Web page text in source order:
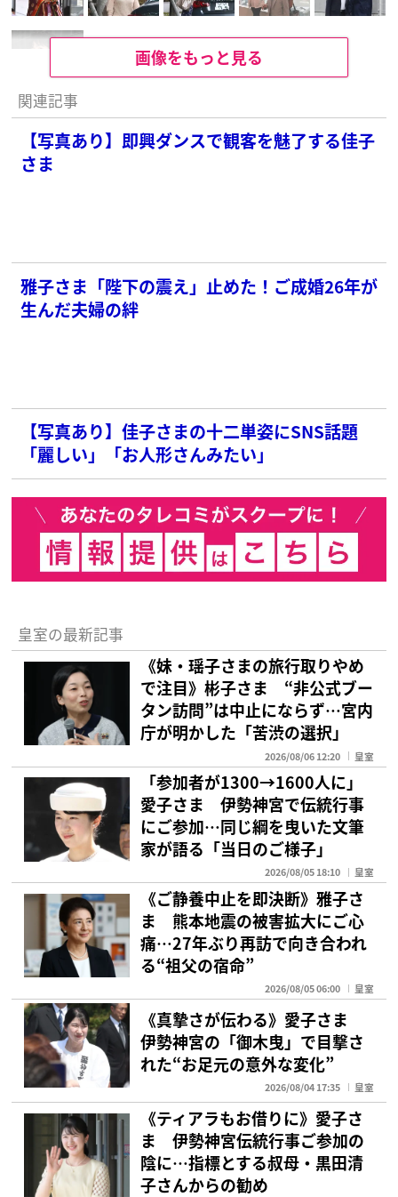
画像をもっと見る
関連記事
【写真あり】即興ダンスで観客を魅了する佳子
さま
雅子さま「陛下の震え」止めた！ご成婚26年が
生んだ夫婦の絆
【写真あり】佳子さまの十二単姿にSNS話題
「麗しい」「お人形さんみたい」
皇室の最新記事
《妹・瑶子さまの旅行取りやめ
で注目》彬子さま “非公式ブー
タン訪問”は中止にならず…宮内
庁が明かした「苦渋の選択」
2026/08/06 12:20 皇室
「参加者が1300→1600人に」
愛子さま 伊勢神宮で伝統行事
にご参加…同じ綱を曳いた文筆
家が語る「当日のご様子」
2026/08/05 18:10 皇室
《ご静養中止を即決断》雅子さ
ま 熊本地震の被害拡大にご心
痛…27年ぶり再訪で向き合われ
る“祖父の宿命”
2026/08/05 06:00 皇室
《真摯さが伝わる》愛子さま
伊勢神宮の「御木曳」で目撃さ
れた“お足元の意外な変化”
2026/08/04 17:35 皇室
《ティアラもお借りに》愛子さ
ま 伊勢神宮伝統行事ご参加の
陰に…指標とする叔母・黒田清
子さんからの勧め